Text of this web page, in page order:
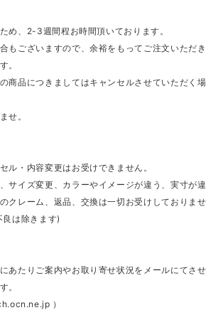
め、2-3週間程お時間頂いております。
もございますので、余裕をもってご注文いただき
。
商品につきましてはキャンセルさせていただく場
せ。
ル・内容変更はお受けできません。
サイズ変更、カラーやイメージが違う、実寸が違
クレーム、返品、交換は一切お受けしておりませ
は除きます)
あたりご案内やお取り寄せ状況をメールにてさせ
。
）